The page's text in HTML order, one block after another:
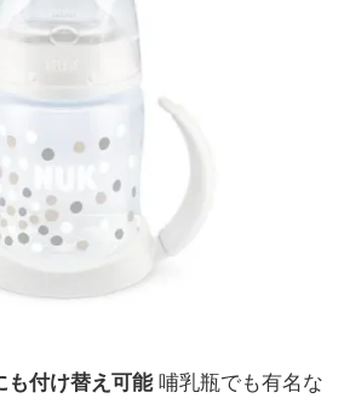
も付け替え可能哺乳瓶でも有名な